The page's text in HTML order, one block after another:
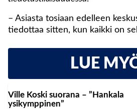
– Asiasta tosiaan edelleen
tiedottaa sitten, kun kaikki on
LUE
Ville Koski suorana – ”Hankala
ysikymppinen”